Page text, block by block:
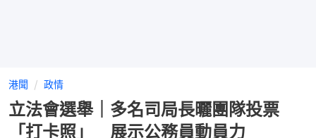
港聞 政情
立法會選舉｜多名司局長曬團隊投票
「打卡照」 展示公務員動員力